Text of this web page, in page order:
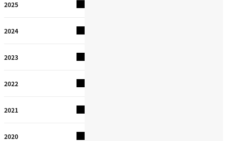
2025
2024
2023
2022
2021
2020